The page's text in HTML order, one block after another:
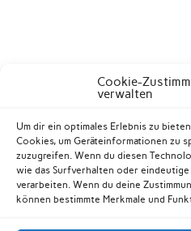
Cookie-
verwalten
Um dir ein optimales Erlebnis zu
Cookies, um Geräteinformationen zu
zuzugreifen. Wenn du diesen
wie das Surfverhalten oder
verarbeiten. Wenn du deine
können bestimmte Merkmale und